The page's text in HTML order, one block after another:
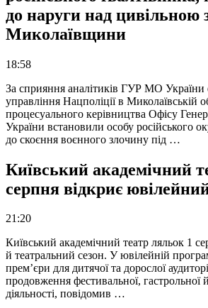
до наруги над цивільною
Миколаївщини
18:58
За сприяння аналітиків ГУР МО України
управління Нацполіції в Миколаївській
процесуального керівництва Офісу
України встановили особу російського
до скоєння воєнного злочину під …
Київський академічний
серпня відкриє
21:20
Київський академічний театр ляльок 1
й театральний сезон. У ювілейній
прем’єри для дитячої та дорослої
продовження фестивальної, гастрольної
діяльності, повідомив …